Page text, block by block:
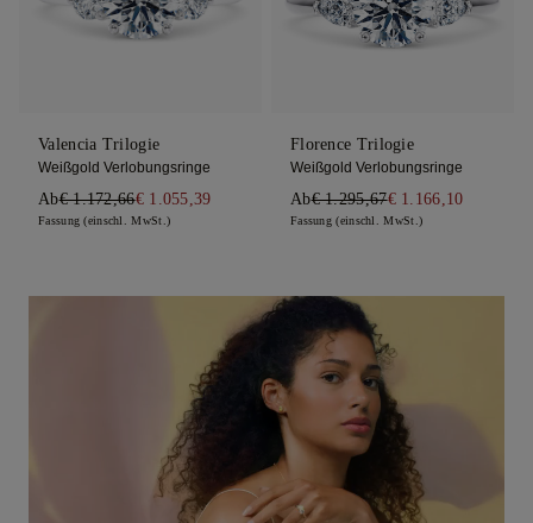
Valencia Trilogie
Weißgold Verlobungsringe
Ab€ 1.172,66€ 1.055,39
Fassung (einschl. MwSt.)
Florence Trilogie
Weißgold Verlobungsringe
Ab€ 1.295,67€ 1.166,10
Fassung (einschl. MwSt.)